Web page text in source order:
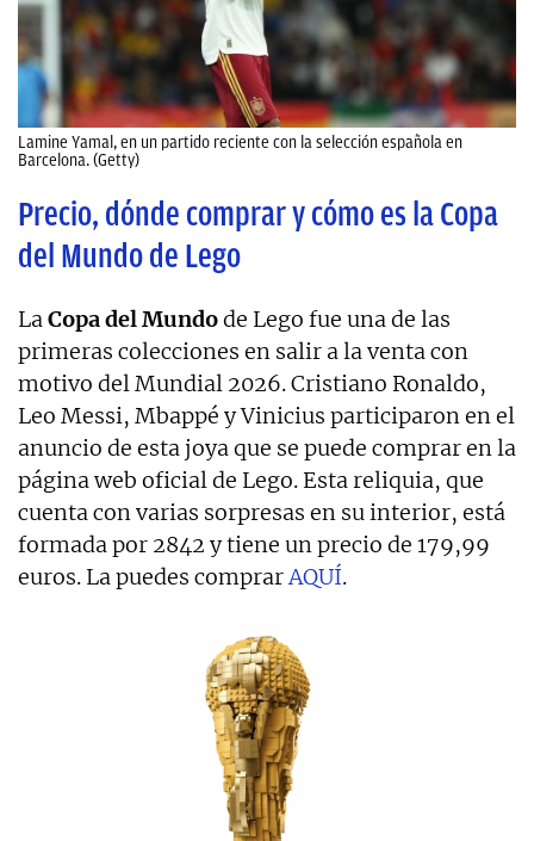
Lamine Yamal, en un partido reciente con la selección española en
Barcelona. (Getty)
Precio, dónde comprar y cómo es la Copa
del Mundo de Lego
La Copa del Mundode Lego fue una de las
primeras colecciones en salir a la venta con
motivo del Mundial 2026. Cristiano Ronaldo,
Leo Messi, Mbappé y Vinicius participaron en el
anuncio de esta joya que se puede comprar en la
página web oficial de Lego. Esta reliquia, que
cuenta con varias sorpresas en su interior, está
formada por 2842 y tiene un precio de 179,99
euros. La puedes comprar AQUÍ.